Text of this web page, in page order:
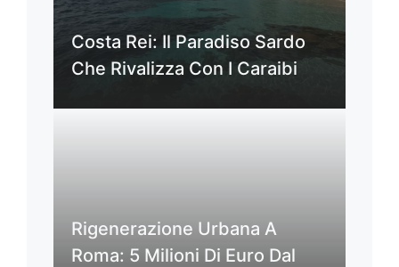
Costa Rei: Il Paradiso Sardo
Che Rivalizza Con I Caraibi
Rigenerazione Urbana A
Roma: 5 Milioni Di Euro Dal